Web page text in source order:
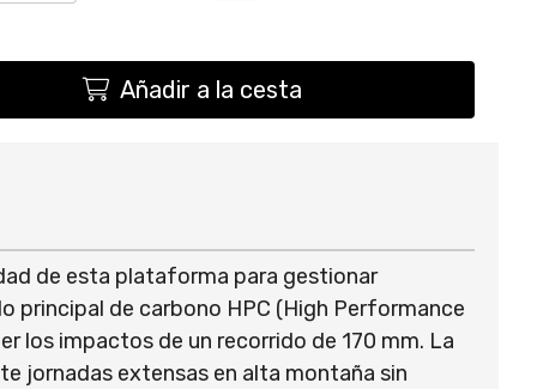
Añadir a la cesta
de esta plataforma para gestionar
principal de carbono HPC (High Performance
los impactos de un recorrido de 170 mm. La
jornadas extensas en alta montaña sin